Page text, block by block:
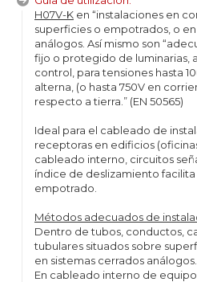
H07V-K en “instalaciones en
superficies o empotrados, o
análogos. Así mismo son
fijo o protegido de luminarias,
control, para tensiones hasta
alterna, (o hasta 750V en
respecto a tierra.” (EN 50565)
Ideal para el cableado de
receptoras en edificios
cableado interno, circuitos
índice de deslizamiento
empotrado.
Métodos adecuados de
Dentro de tubos, conductos,
tubulares situados sobre
en sistemas cerrados análogos.
En cableado interno de